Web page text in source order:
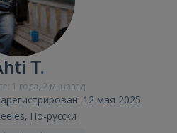
T.
1 года, 2 м. назад
12 мая 2025
По-русски